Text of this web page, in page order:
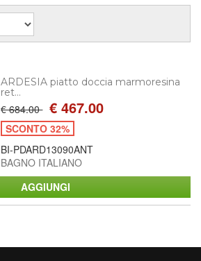
ARDESIA piatto doccia marmoresina
ret...
€ 684.00 € 467.00
SCONTO 32%
BI-PDARD13090ANT
BAGNO ITALIANO